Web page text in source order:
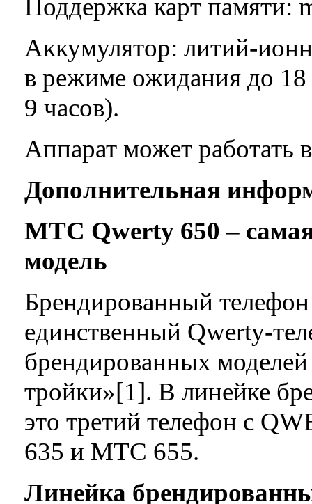
Поддержка карт памяти:
Аккумулятор: литий-
в режиме ожидания до 18
9 часов).
Аппарат может работать
Дополнительная
МТС Qwerty 650 –
модель
Брендированный
единственный Qwerty-
брендированных
тройки»[1]. В линейке
это третий телефон с
635 и МТС 655.
Линейка